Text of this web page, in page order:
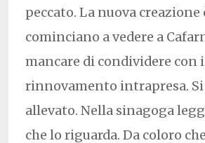
peccato. La nuova
cominciano a vedere a
mancare di condividere con
rinnovamento intrapresa. Si
allevato. Nella sinagoga
che lo riguarda. Da coloro